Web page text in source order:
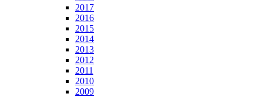
2017
2016
2015
2014
2013
2012
2011
2010
2009